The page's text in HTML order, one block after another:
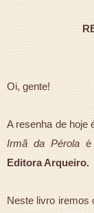
Oi, gente!
A resenha de hoje
Irmã da Pérola
Editora Arqueiro.
Neste livro iremos